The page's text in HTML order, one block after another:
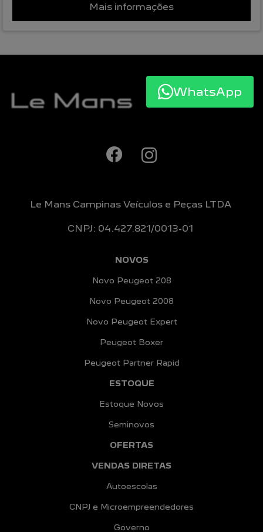
Mais informações
Le Mans Campinas Veículos e Peças LTDA
CNPJ: 04.427.821/0013-01
NOVOS
Novo Peugeot 208
Novo Peugeot 2008
Novo Peugeot Expert
Peugeot Boxer
Peugeot Partner Rapid
ESTOQUE
Estoque Novos
Seminovos
OFERTAS
VENDAS DIRETAS
Autoescolas
CNPJ e Microempreendedores
Governo
WhatsApp